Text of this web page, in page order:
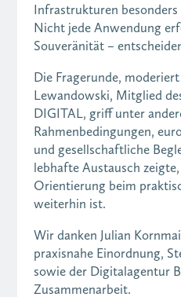
Infrastrukturen
Nicht jede Anwendung
Souveränität –
Die Fragerunde,
Lewandowski, Mitglied
DIGITAL, griff unter
Rahmenbedingungen,
und gesellschaftliche
lebhafte Austausch
Orientierung beim
weiterhin ist.
Wir danken Julian
praxisnahe Einordnung,
sowie der Digitalagentur
Zusammenarbeit.